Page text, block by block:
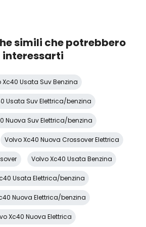
esterni
simili che potrebbero
interessarti
Xc40 Usata Suv Benzina
Usata Suv Elettrica/benzina
Nuova Suv Elettrica/benzina
Volvo Xc40 Nuova Crossover Elettrica
Volvo Xc40 Usata Benzina
Usata Elettrica/benzina
Nuova Elettrica/benzina
Xc40 Nuova Elettrica